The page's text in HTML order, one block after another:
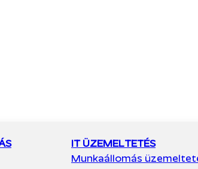
IT ÜZEMELTETÉS
Munkaállomás